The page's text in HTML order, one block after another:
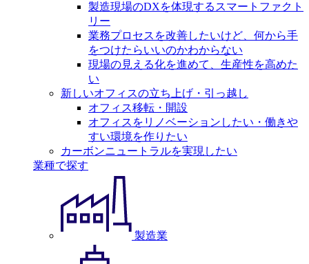
製造現場のDXを体現するスマートファクト
リー
業務プロセスを改善したいけど、何から手
をつけたらいいのかわからない
現場の見える化を進めて、生産性を高めた
い
新しいオフィスの立ち上げ・引っ越し
オフィス移転・開設
オフィスをリノベーションしたい・働きや
すい環境を作りたい
カーボンニュートラルを実現したい
業種で探す
製造業